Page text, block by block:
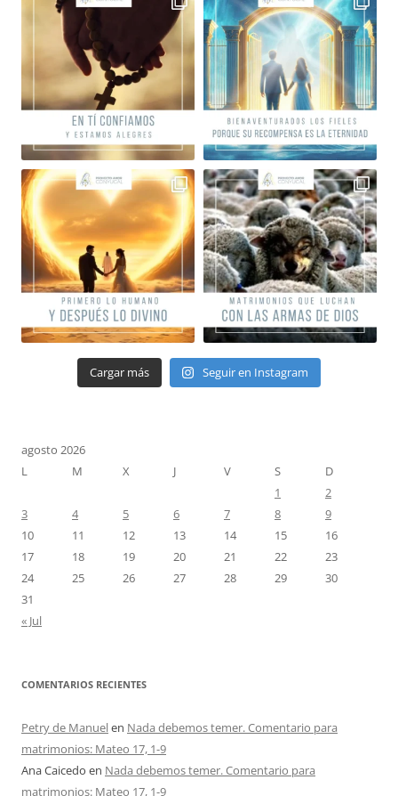
Cargar más Seguir en Instagram
agosto 2026
L
M X J V S
D
1
2
3
4 5 6 7 8
9
10
11 12 13 14 15
16
17
18 19 20 21 22
23
24
25 26 27 28 29
30
31
« Jul
COMENTARIOS RECIENTES
Petry de Manuelen Nada debemos temer. Comentario para
matrimonios: Mateo 17, 1-9
Ana Caicedo en Nada debemos temer. Comentario para
matrimonios: Mateo 17, 1-9